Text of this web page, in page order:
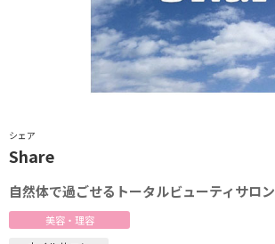
シェア
Share
自然体で過ごせるトータルビューティサロン
美容・理容